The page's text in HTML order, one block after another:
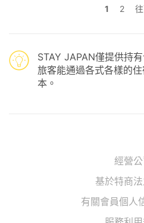
1 2
STAY JAPAN僅提供持
旅客能通過各式各樣的
本。
經營公
基於特商
有關會員個人